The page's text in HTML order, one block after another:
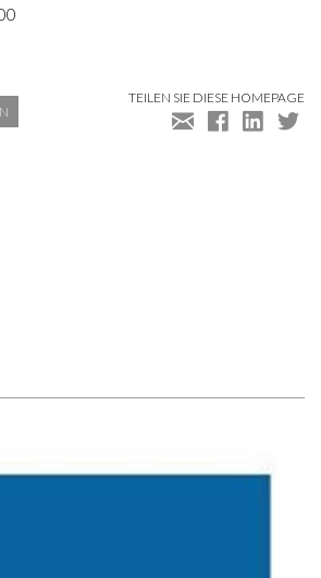
TEILEN SIE DIESE HOMEPAGE